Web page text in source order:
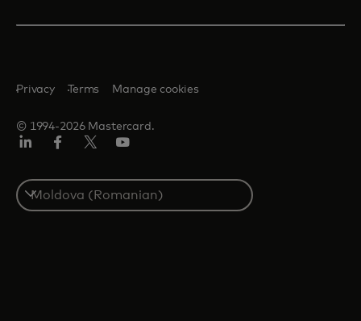
© 1994-2026 Mastercard.
Privacy Terms Manage cookies
Select
a
country